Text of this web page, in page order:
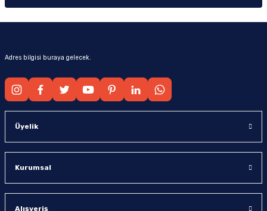
Adres bilgisi buraya gelecek.
Üyelik
Kurumsal
Alışveriş